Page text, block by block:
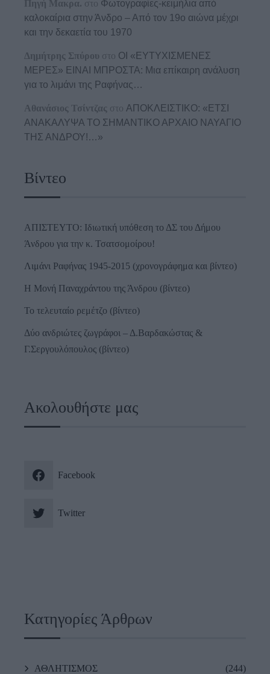
Πηγή Μακρα. στο Φωτογραφίες-κειμήλια από
καλοκαίρια στην Άνδρο – Από τον 19ο αιώνα μέχρι
και την δεκαετία του 1970
Δημήτρης Σπύρου στο ΟΙ «ΕΥΤΥΧΙΣΜΕΝΕΣ
ΜΕΡΕΣ» ΕΙΝΑΙ ΜΠΡΟΣΤΑ: Μια επίκαιρη ανάλυση
για το λιμάνι της Ραφήνας…
Αθανάσιος Τσίντζας στο ΑΠΟΚΛΕΙΣΤΙΚΟ: «ΕΤΣΙ
ΑΝΑΚΑΛΥΨΑ ΤΟ ΣΗΜΑΝΤΙΚΟ ΑΡΧΑΙΟ ΝΑΥΑΓΙΟ
ΤΗΣ ΑΝΔΡΟΥ!…»
Βίντεο
ΑΠΙΣΤΕΥΤΟ: Ιδιωτική υπόθεση το ΔΣ του Δήμου
Άνδρου για την κ. Τσατσομοίρου!
Λιμάνι Ραφήνας 1945-2015 (χρονογράφημα και βίντεο)
Η Μονή Παναχράντου της Άνδρου (βίντεο)
Το τελευταίο ρεμέτζο (βίντεο)
Δύο ανδριώτες ζωγράφοι – Δ.Βαρδακώστας &
Γ.Σεργουλόπουλος (βίντεο)
Ακολουθήστε μας
Facebook
Twitter
Κατηγορίες Άρθρων
ΑΘΛΗΤΙΣΜΟΣ (244)